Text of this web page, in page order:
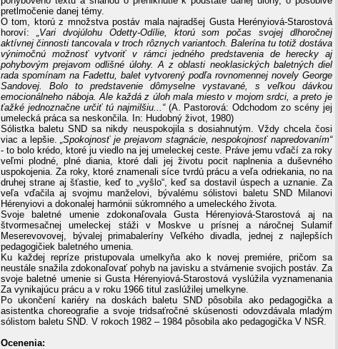
pretlmočenie danej témy.
O tom, ktorú z množstva postáv mala najradšej Gusta Herényiová-Starostová
horoví: „Vari dvojúlohu Odetty-Odílie, ktorú som počas svojej dlhoročnej
aktívnej činnosti tancovala v troch rôznych variantoch. Balerína tu totiž dostáva
výnimočnú možnosť vytvoriť v rámci jedného predstavenia de herecky aj
pohybovým prejavom odlišné úlohy. A z oblasti neoklasických baletných diel
rada spomínam na Fadettu, balet vytvorený podľa rovnomennej novely George
Sandovej. Bolo to predstavenie dômyselne vystavané, s veľkou dávkou
emocionálneho náboja. Ale každá z úloh mala miesto v mojom srdci, a preto je
ťažké jednoznačne určiť tú najmilšiu...“(A. Pastorová: Odchodom zo scény jej
umelecká práca sa neskončila. In: Hudobný život, 1980)
Sólistka baletu SND sa nikdy neuspokojila s dosiahnutým. Vždy chcela čosi
viac a lepšie.„Spokojnosť je prejavom stagnácie, nespokojnosť napredovaním“
- to bolo krédo, ktoré ju viedlo na jej umeleckej ceste. Práve jemu vďačí za roky
veľmi plodné, plné diania, ktoré dali jej životu pocit naplnenia a duševného
uspokojenia. Za roky, ktoré znamenali síce tvrdú prácu a veľa odriekania, no na
druhej strane aj šťastie, keď to „vyšlo“, keď sa dostavil úspech a uznanie. Za
veľa vďačila aj svojmu manželovi, bývalému sólistovi baletu SND Milanovi
Hérenyiovi a dokonalej harmónii súkromného a umeleckého života.
Svoje baletné umenie zdokonaľovala Gusta Hérenyiová-Starostová aj na
štvormesačnej umeleckej stáži v Moskve u prísnej a náročnej Sulamif
Meserevovovej, bývalej primabaleríny Veľkého divadla, jednej z najlepších
pedagogičiek baletného umenia.
Ku každej repríze pristupovala umelkyňa ako k novej premiére, pričom sa
neustále snažila zdokonaľovať pohyb na javisku a stvárnenie svojich postáv. Za
svoje baletné umenie si Gusta Hérenyiová-Starostová vyslúžila vyznamenania
Za vynikajúcu prácu a v roku 1966 titul zaslúžilej umelkyne.
Po ukončení kariéry na doskách baletu SND pôsobila ako pedagogička a
asistentka choreografie a svoje tridsaťročné skúsenosti odovzdávala mladým
sólistom baletu SND. V rokoch 1982 – 1984 pôsobila ako pedagogička V NSR.
Ocenenia: